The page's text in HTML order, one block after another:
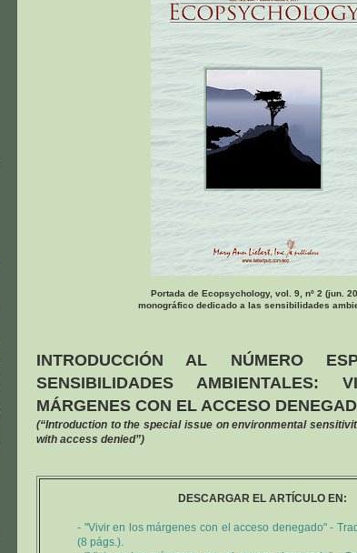
Portada de Ecopsychology, vol. 9, nº 2 (jun.
monográfico dedicado a las sensibilidades
INTRODUCCIÓN AL NÚMERO
SENSIBILIDADES
MÁRGENES CON EL ACCESO
(“Introduction to the special issue on environmental
with access denied”)
DESCARGAR EL ARTÍCULO EN:
- "Vivir en los márgenes con el acceso denegado" -
(8 págs.).